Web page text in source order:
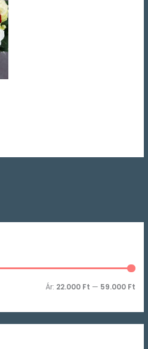
Ár: 22.000 Ft — 59.000 Ft